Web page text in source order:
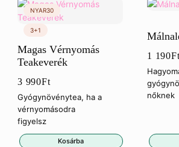
Magas Vérnyomás
Teakeverék
3 990Ft
Gyógynövénytea, ha a
vérnyomásodra
figyelsz
Kosárba
1 190Ft
nőknek